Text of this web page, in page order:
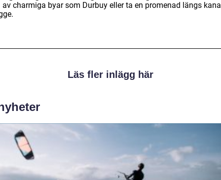
av charmiga byar som Durbuy eller ta en promenad längs
Läs fler inlägg här